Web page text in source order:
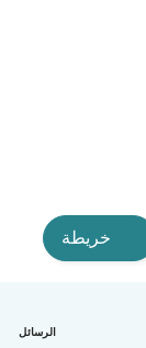
الرسائل
خريطة